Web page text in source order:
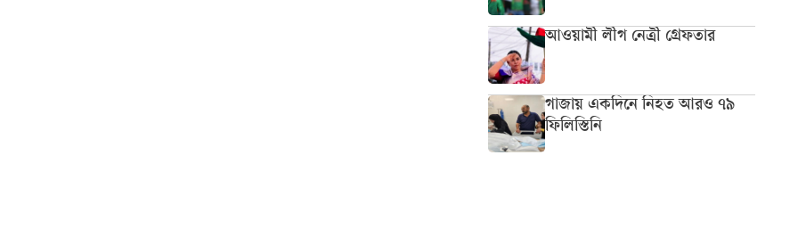
আওয়ামী লীগ নেত্রী গ্রেফতার
গাজায় একদিনে নিহত আরও ৭৯
ফিলিস্তিনি